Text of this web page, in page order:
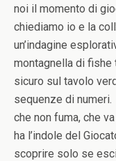
noi il momento di
chiediamo io e la
un’indagine
montagnella di fishe
sicuro sul tavolo
sequenze di
che non fuma, che
ha l’indole del
scoprire solo se